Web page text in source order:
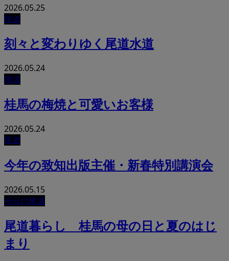
2026.05.25
尾道
刻々と変わりゆく尾道水道
2026.05.24
尾道
桂馬の梅焼と可愛いお客様
2026.05.24
尾道
今年の致知出版主催・新春特別講演会
2026.05.15
今日の尾道
尾道暮らし 桂馬の母の日と夏のはじ
まり